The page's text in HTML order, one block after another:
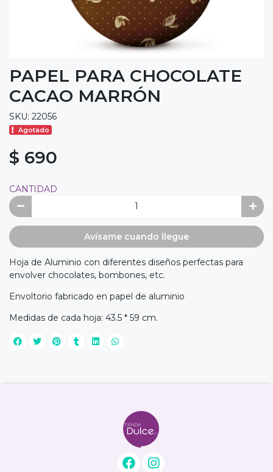
PAPEL PARA CHOCOLATE
CACAO MARRÓN
SKU: 22056
Agotado
$ 690
CANTIDAD
Avísame cuando llegue
Hoja de Aluminio con diferentes diseños perfectas para
envolver chocolates, bombones, etc.
Envoltorio fabricado en papel de aluminio
Medidas de cada hoja: 43.5 * 59 cm.